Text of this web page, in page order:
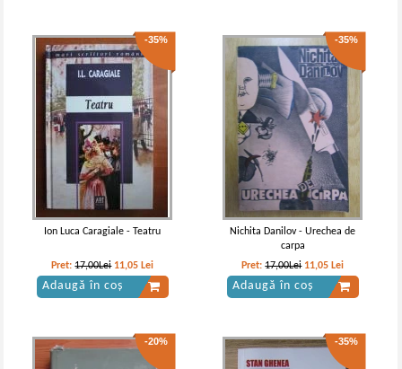
-35%
Ion Luca Caragiale - Teatru
Pret:17,00Lei 11,05 Lei
Adaugă în coș
-35%
Nichita Danilov - Urechea de
carpa
Pret:17,00Lei 11,05 Lei
Adaugă în coș
-20% -35%